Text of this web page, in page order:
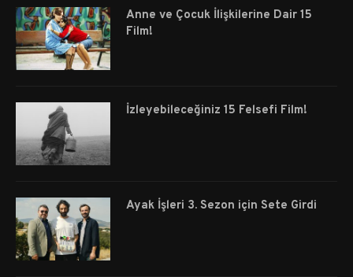
Anne ve Çocuk İlişkilerine Dair 15
Film!
İzleyebileceğiniz 15 Felsefi Film!
Ayak İşleri 3. Sezon için Sete Girdi